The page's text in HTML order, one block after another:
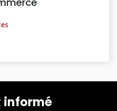
informé